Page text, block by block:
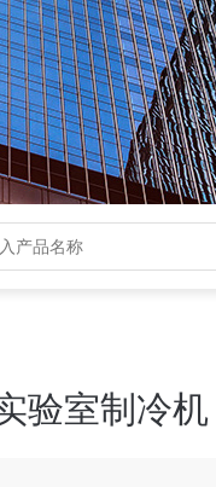
验室制冷机